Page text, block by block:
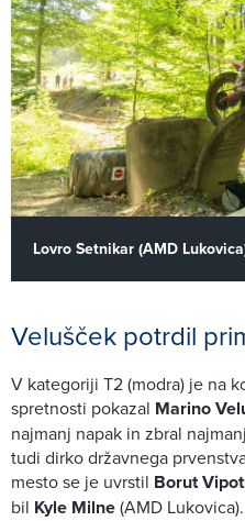
Lovro Setnikar (AMD
Velušček potrdil
V kategoriji T2 (modra) je na
spretnosti pokazal Marino
najmanj napak in zbral
tudi dirko državnega
mesto se je uvrstil Borut
bil Kyle Milne(AMD Lukovica).